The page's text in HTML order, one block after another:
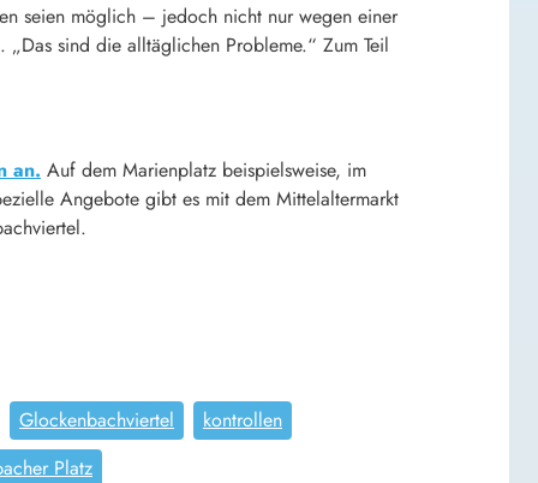
seien möglich – jedoch nicht nur wegen einer
„Das sind die alltäglichen Probleme.“ Zum Teil
an. Auf dem Marienplatz beispielsweise, im
Angebote gibt es mit dem Mittelaltermarkt
Glockenbachviertel
kontrollen
Platz